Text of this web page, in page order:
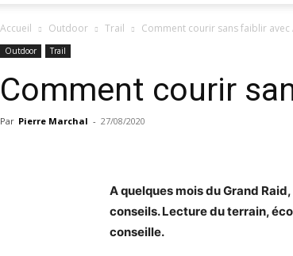
Accueil Outdoor Trail Comment courir sans faiblir avec
Outdoor Trail
Comment courir
Par Pierre Marchal - 27/08/2020
A quelques mois du Grand
conseils. Lecture du terrain,
conseille.